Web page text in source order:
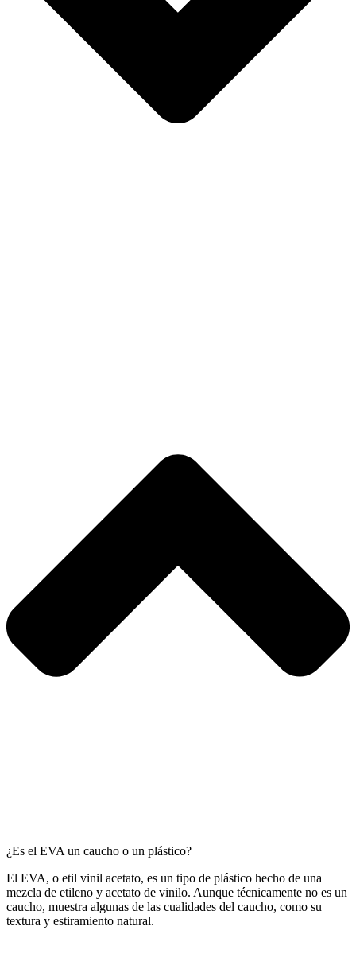
¿Es el EVA un caucho o un plástico?
El EVA, o etil vinil acetato, es un tipo de plástico hecho de una
mezcla de etileno y acetato de vinilo. Aunque técnicamente no es un
caucho, muestra algunas de las cualidades del caucho, como su
textura y estiramiento natural.